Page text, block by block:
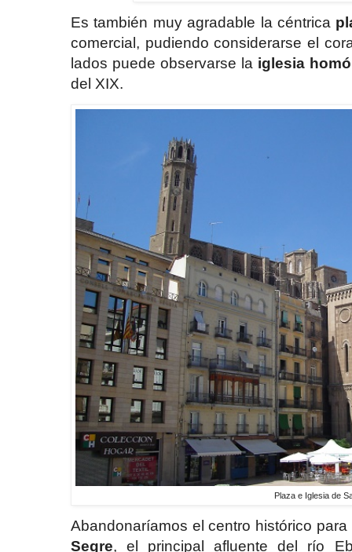
Es también muy agradable la céntrica
comercial, pudiendo considerarse el
lados puede observarse la iglesia
del XIX.
Plaza e Iglesia de
Abandonaríamos el centro histórico
Segre, el principal afluente del río